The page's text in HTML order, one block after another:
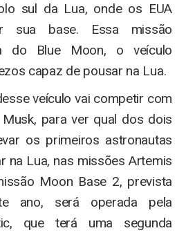
sul da Lua, onde os EUA
sua base. Essa missão
do Blue Moon, o veículo
capaz de pousar na Lua.
veículo vai competir com
para ver qual dos dois
os primeiros astronautas
na Lua, nas missões Artemis
Moon Base 2, prevista
ano, será operada pela
que terá uma segunda